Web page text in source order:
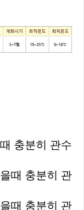
충분히 관수
때 충분히 관
때 충분히 관